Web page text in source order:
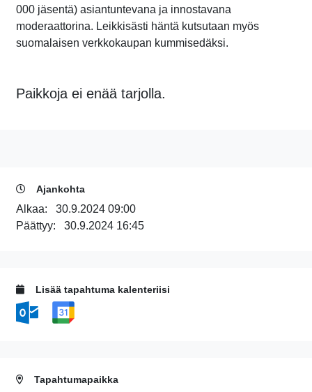
000 jäsentä) asiantuntevana ja innostavana
moderaattorina. Leikkisästi häntä kutsutaan myös
suomalaisen verkkokaupan kummisedäksi.
Paikkoja ei enää tarjolla.
Ajankohta
Alkaa: 30.9.2024 09:00
Päättyy: 30.9.2024 16:45
Lisää tapahtuma kalenteriisi
Tapahtumapaikka